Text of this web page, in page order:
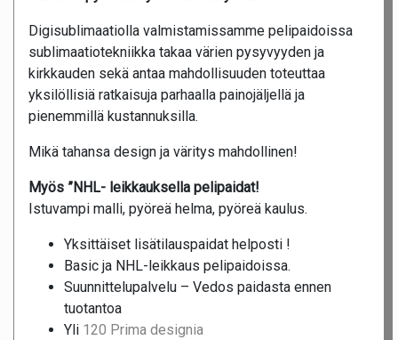
Digisublimaatiolla valmistamissamme pelipaidoissa
sublimaatiotekniikka takaa värien pysyvyyden ja
kirkkauden sekä antaa mahdollisuuden toteuttaa
yksilöllisiä ratkaisuja parhaalla painojäljellä ja
pienemmillä kustannuksilla.
Mikä tahansa design ja väritys mahdollinen!
Myös ”NHL- leikkauksella pelipaidat!
Istuvampi malli, pyöreä helma, pyöreä kaulus.
Yksittäiset lisätilauspaidat helposti !
Basic ja NHL-leikkaus pelipaidoissa.
Suunnittelupalvelu – Vedos paidasta ennen
tuotantoa
Yli 120 Prima designia